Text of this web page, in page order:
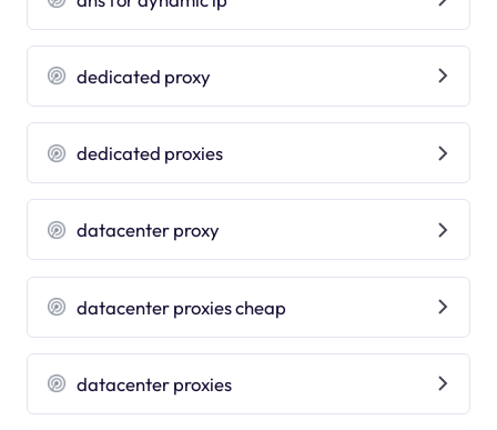
dedicated proxy
dedicated proxies
datacenter proxy
datacenter proxies cheap
datacenter proxies